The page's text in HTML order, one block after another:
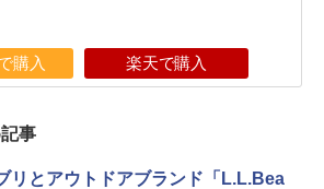
購入 楽天で購入
事
リとアウトドアブランド「L.L.Bea